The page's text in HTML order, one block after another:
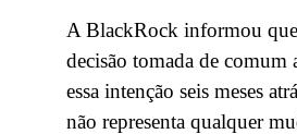
A BlackRock informou
decisão tomada de comum
essa intenção seis meses
não representa qualquer